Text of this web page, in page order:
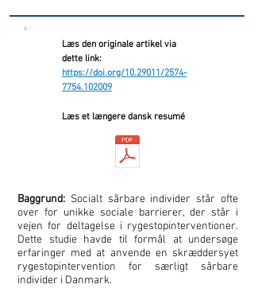
Læs den originale artikel via
dette link:
https://doi.org/10.29011/2574-
7754.102009
Læs et længere dansk resumé
Baggrund: Socialt sårbare individer står ofte
over for unikke sociale barrierer, der står i
vejen for deltagelse i rygestopinterventioner.
Dette studie havde til formål at undersøge
erfaringer med at anvende en skræddersyet
rygestopintervention for særligt sårbare
individer i Danmark.